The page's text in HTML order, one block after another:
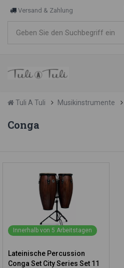
Versand & Zahlung
Tuli A Tuli Musikinstrumente
Conga
Innerhalb von 5 Arbeitstagen
Lateinische Percussion
Conga Set City Series Set 11